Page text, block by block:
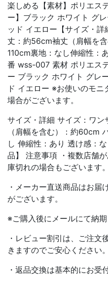
楽しめる【素材】ポリエス
ー】ブラック ホワイト グ
ッド イエロー【サイズ・
丈：約56cm袖丈（肩幅を
110cm裏地：なし伸縮性：
番 wss-007 素材 ポリエス
ー ブラック ホワイト グレ
ド イエロー ※お使いのモ
場合がございます。
サイズ・詳細 サイズ：ワ
（肩幅を含む）：約60cm
し 伸縮性：あり 透け感：
品】 注意事項 ・複数店舗
庫切れの場合もございます。
・メーカー直送商品はお届
がございます。
※ご購入後にメールにて納期
・レビュー割引は、ご注文
きますのでご安心ください。
・返品交換は基本的にお受